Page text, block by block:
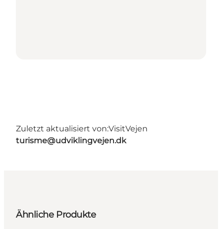
Zuletzt aktualisiert von:VisitVejen
turisme@udviklingvejen.dk
Ähnliche Produkte